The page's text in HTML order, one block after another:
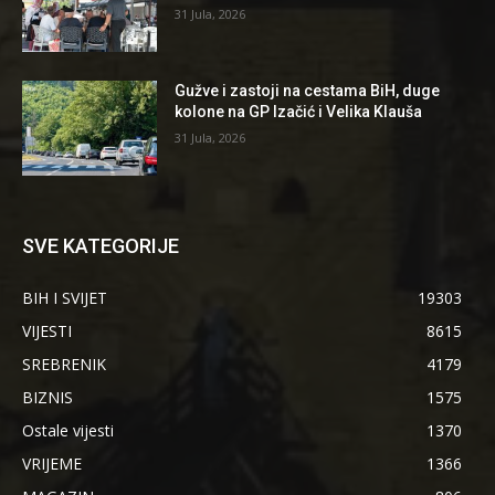
31 Jula, 2026
Gužve i zastoji na cestama BiH, duge
kolone na GP Izačić i Velika Klauša
31 Jula, 2026
SVE KATEGORIJE
BIH I SVIJET
19303
VIJESTI
8615
SREBRENIK
4179
BIZNIS
1575
Ostale vijesti
1370
VRIJEME
1366